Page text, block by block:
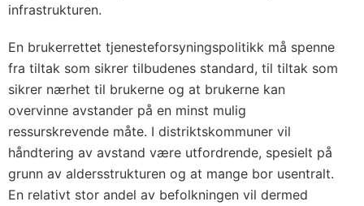
infrastrukturen.
En brukerrettet tjenesteforsyningspolitikk må spenne
fra tiltak som sikrer tilbudenes standard, til tiltak som
sikrer nærhet til brukerne og at brukerne kan
overvinne avstander på en minst mulig
ressurskrevende måte. I distriktskommuner vil
håndtering av avstand være utfordrende, spesielt på
grunn av aldersstrukturen og at mange bor usentralt.
En relativt stor andel av befolkningen vil dermed